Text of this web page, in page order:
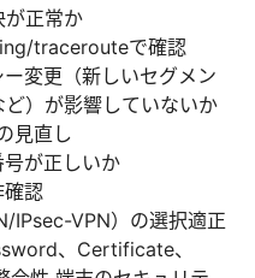
が正常か
tracerouteで確認
変更（新しいセグメン
）が影響していないか
見直し
が正しいか
認
IPsec-VPN）の選択適正
、Certificate、